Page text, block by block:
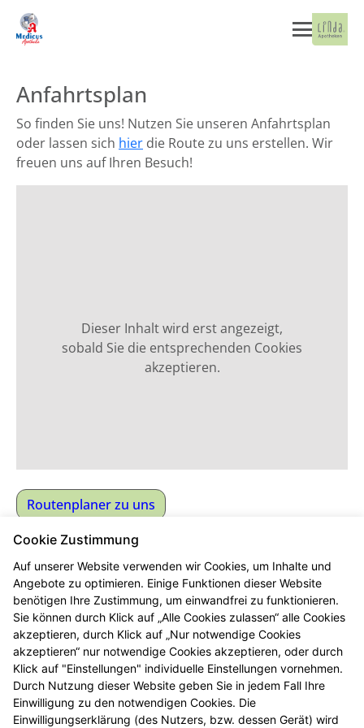
Anfahrtsplan
So finden Sie uns! Nutzen Sie unseren Anfahrtsplan
oder lassen sich hier die Route zu uns erstellen. Wir
freuen uns auf Ihren Besuch!
Dieser Inhalt wird erst angezeigt,
sobald Sie die entsprechenden Cookies
akzeptieren.
Routenplaner zu uns
Medicus Apotheke
Inhaber:Baha Amouri e.K.
Straße: Berliner Allee 82
PLZ/Ort:13088 Berlin
Telefon: 030 92502 20
Fax:
+49 (30) 9268663
E-Mail:
info@medicus-apotheke.de
Web:
www.medicus-apotheke-berlin.de
Öffnungszeiten
Cookie Zustimmung
Auf unserer Website verwenden wir Cookies, um Inhalte und
Angebote zu optimieren. Einige Funktionen dieser Website
benötigen Ihre Zustimmung, um einwandfrei zu funktionieren.
Sie können durch Klick auf „Alle Cookies zulassen“ alle Cookies
akzeptieren, durch Klick auf „Nur notwendige Cookies
akzeptieren“ nur notwendige Cookies akzeptieren, oder durch
Klick auf "Einstellungen" individuelle Einstellungen vornehmen.
Durch Nutzung dieser Website geben Sie in jedem Fall Ihre
Einwilligung zu den notwendigen Cookies. Die
Einwilligungserklärung (des Nutzers, bzw. dessen Gerät) wird